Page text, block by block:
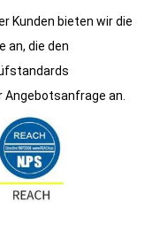
Kunden bieten wir die
an, die den
Angebotsanfrage an.